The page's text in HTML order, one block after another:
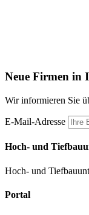
Neue Firmen in
Wir informieren Sie
E-Mail-Adresse
Hoch- und
Hoch- und
Portal